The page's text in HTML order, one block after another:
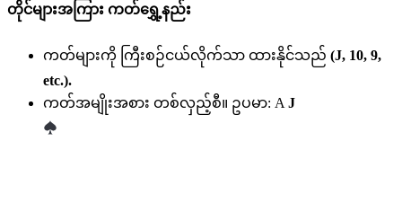
တိုင်များအကြား ကတ်ရွှေ့နည်း
ကတ်များကို ကြီးစဉ်ငယ်လိုက်သာ ထားနိုင်သည် (J, 10, 9,
etc.).
ကတ်အမျိုးအစား တစ်လှည့်စီ။ ဥပမာ: A J